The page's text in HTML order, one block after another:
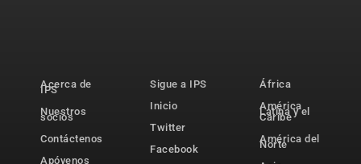
Acerca de
IPS
Nuestros
socios
Contáctenos
Apóyenos
Sigue a IPS
Inicio
Twitter
Facebook
África
América
Latina y el
Caribe
América del
Norte